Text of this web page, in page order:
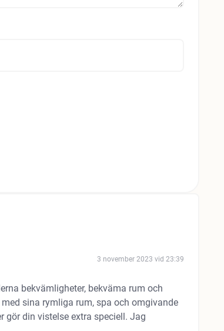
3 november 2023 vid 23:39
bekvämligheter, bekväma rum och
sina rymliga rum, spa och omgivande
gör din vistelse extra speciell. Jag